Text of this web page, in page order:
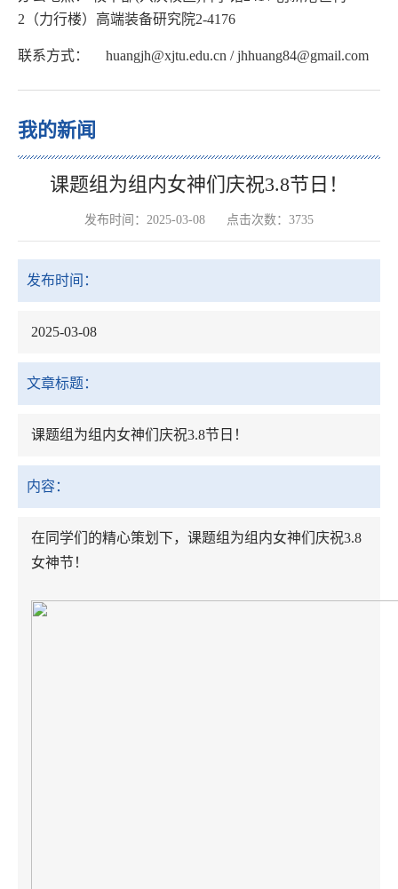
2（力行楼）高端装备研究院2-4176
联系方式： huangjh@xjtu.edu.cn / jhhuang84@gmail.com
我的新闻
课题组为组内女神们庆祝3.8节日！
发布时间：2025-03-08 点击次数： 3735
发布时间：
2025-03-08
文章标题：
课题组为组内女神们庆祝3.8节日！
内容：
在同学们的精心策划下，课题组为组内女神们庆祝3.8
女神节！